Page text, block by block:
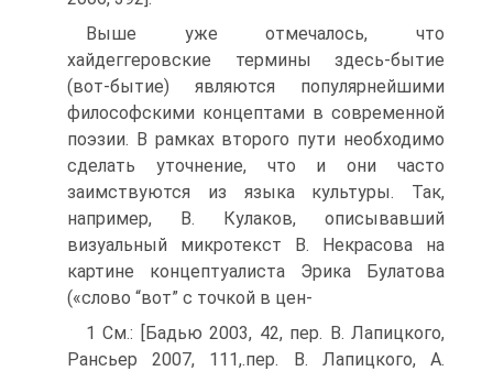
Выше уже отмечалось, что
хайдеггеровские термины здесь-бытие
(вот-бытие) являются популярнейшими
философскими концептами в современной
поэзии. В рамках второго пути необходимо
сделать уточнение, что и они часто
заимствуются из языка культуры. Так,
например, В. Кулаков, описывавший
визуальный микротекст В. Некрасова на
картине концептуалиста Эрика Булатова
(«слово “вот” с точкой в цен-
1 См.: [Бадью 2003, 42, пер. В. Лапицкого,
Рансьер 2007, 111,.пер. В. Лапицкого, А.